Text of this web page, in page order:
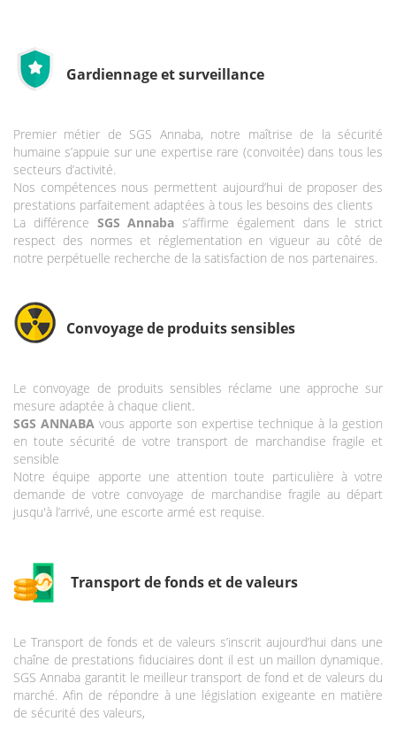
Gardiennage et surveillance
Premier métier de SGS Annaba, notre maîtrise de la sécurité
humaine s’appuie sur une expertise rare (convoitée) dans tous les
secteurs d’activité.
Nos compétences nous permettent aujourd’hui de proposer des
prestations parfaitement adaptées à tous les besoins des clients
La différence SGS Annaba s’affirme également dans le strict
respect des normes et réglementation en vigueur au côté de
notre perpétuelle recherche de la satisfaction de nos partenaires.
Convoyage de produits sensibles
Le convoyage de produits sensibles réclame une approche sur
mesure adaptée à chaque client.
SGS ANNABA vous apporte son expertise technique à la gestion
en toute sécurité de votre transport de marchandise fragile et
sensible
Notre équipe apporte une attention toute particulière à votre
demande de votre convoyage de marchandise fragile au départ
jusqu'à l’arrivé, une escorte armé est requise.
Transport de fonds et de valeurs
Le Transport de fonds et de valeurs s’inscrit aujourd’hui dans une
chaîne de prestations fiduciaires dont il est un maillon dynamique.
SGS Annaba garantit le meilleur transport de fond et de valeurs du
marché. Afin de répondre à une législation exigeante en matière
de sécurité des valeurs,